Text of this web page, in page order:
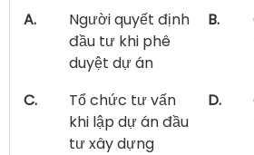
A.
Người quyết định
đầu tư khi phê
duyệt dự án
B.
C.
Tổ chức tư vấn
khi lập dự án đầu
tư xây dựng
D.